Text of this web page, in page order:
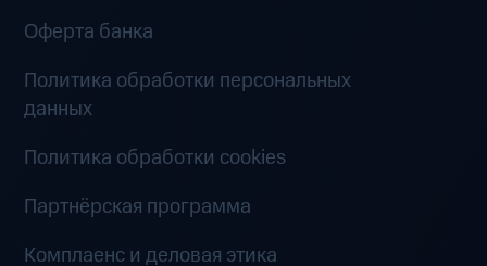
Оферта банка
Политика обработки персональных
данных
Политика обработки cookies
Партнёрская программа
Комплаенс и деловая этика